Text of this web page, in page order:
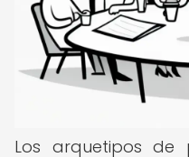
Los arquetipos de